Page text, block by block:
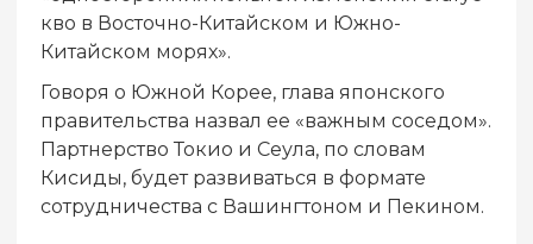
кво в Восточно-Китайском и Южно-
Китайском морях».
Говоря о Южной Корее, глава японского
правительства назвал ее «важным соседом».
Партнерство Токио и Сеула, по словам
Кисиды, будет развиваться в формате
сотрудничества с Вашингтоном и Пекином.